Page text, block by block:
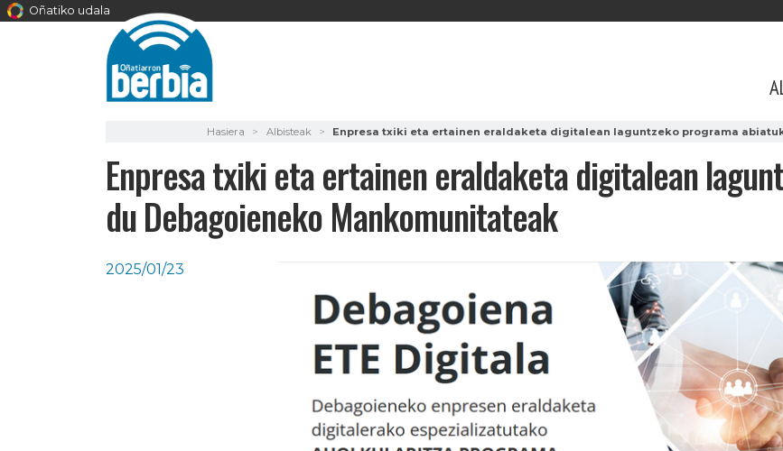
Oñatiko udala
Hasiera Albisteak Enpresa txiki eta ertainen eraldaketa digitalean laguntzeko programa
Enpresa txiki eta ertainen eraldaketa digitalean
du Debagoieneko Mankomunitateak
2025/01/23